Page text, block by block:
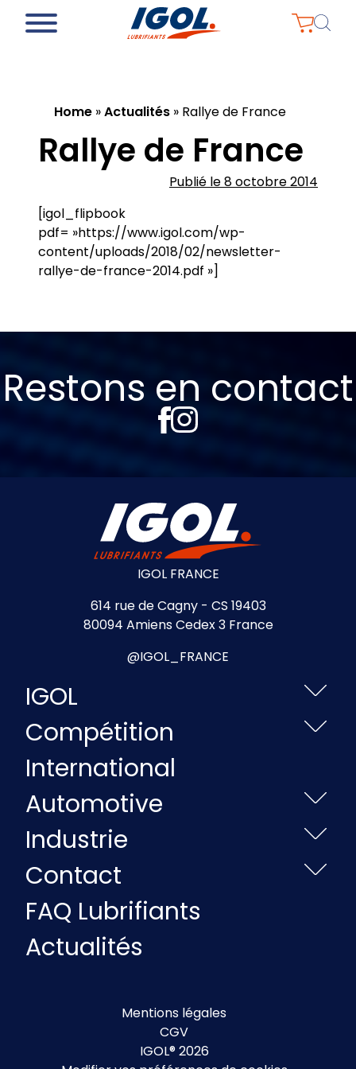
Home »Actualités » Rallye de France
Rallye de France
Publié le 8 octobre 2014
[igol_flipbook
pdf= »https://www.igol.com/wp-
content/uploads/2018/02/newsletter-
rallye-de-france-2014.pdf »]
Restons en contact
IGOL FRANCE
614 rue de Cagny - CS 19403
80094 Amiens Cedex 3 France
@IGOL_FRANCE
IGOL
Compétition
International
Automotive
Industrie
Contact
FAQ Lubrifiants
Actualités
Mentions légales
CGV
IGOL® 2026